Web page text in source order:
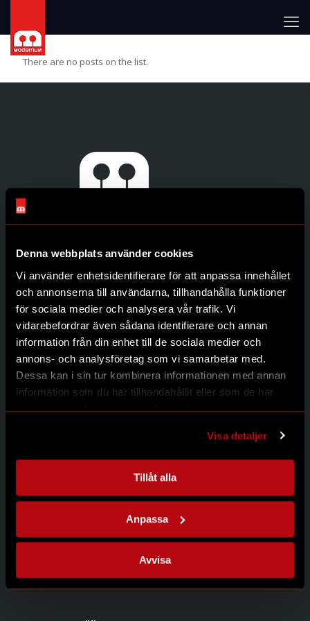
Denna webbplats använder cookies
Vi använder enhetsidentifierare för att anpassa innehållet
och annonserna till användarna, tillhandahålla funktioner
för sociala medier och analysera vår trafik. Vi
vidarebefordrar även sådana identifierare och annan
information från din enhet till de sociala medier och
annons- och analysföretag som vi samarbetar med.
Dessa kan i sin tur kombinera informationen med annan
information som du har tillhandahållit eller som de har
samlat in när du har använt deras tjänster.
Visa detaljer
Tillåt alla
Anpassa
Avvisa
There are no posts on the list.
Genvägar
Produkter
Återförsäljare
Om oss
Kontakt
Integritetspolicy
Kontakta oss
08-626 95 00
info@modernum.se
Måndag-Torsdag 08.00-16.30